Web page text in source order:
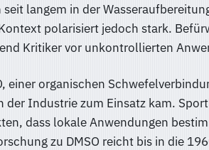
langem in der
polarisiert jedoch stark.
Kritiker vor unkontrollierten
einer organischen
Industrie zum Einsatz kam.
dass lokale Anwendungen
zu DMSO reicht bis in die